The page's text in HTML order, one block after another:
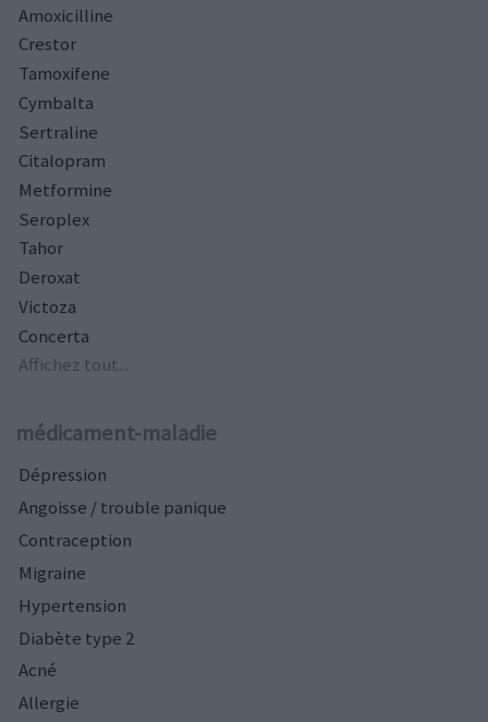
Amoxicilline
Crestor
Tamoxifene
Cymbalta
Sertraline
Citalopram
Metformine
Seroplex
Tahor
Deroxat
Victoza
Concerta
Affichez tout...
médicament-maladie
Dépression
Angoisse / trouble panique
Contraception
Migraine
Hypertension
Diabète type 2
Acné
Allergie